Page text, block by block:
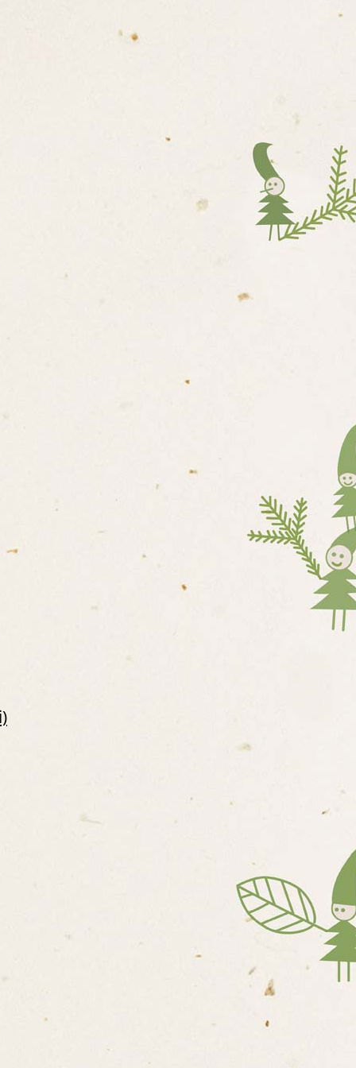
MATEŘSKÉ ŠKOLE /
KOMPETENCÍ DĚTÍ
PRACOVIŠŤ
DÍTĚTE
KURZU PŘI ALMŠ
PRACOVIŠŤ